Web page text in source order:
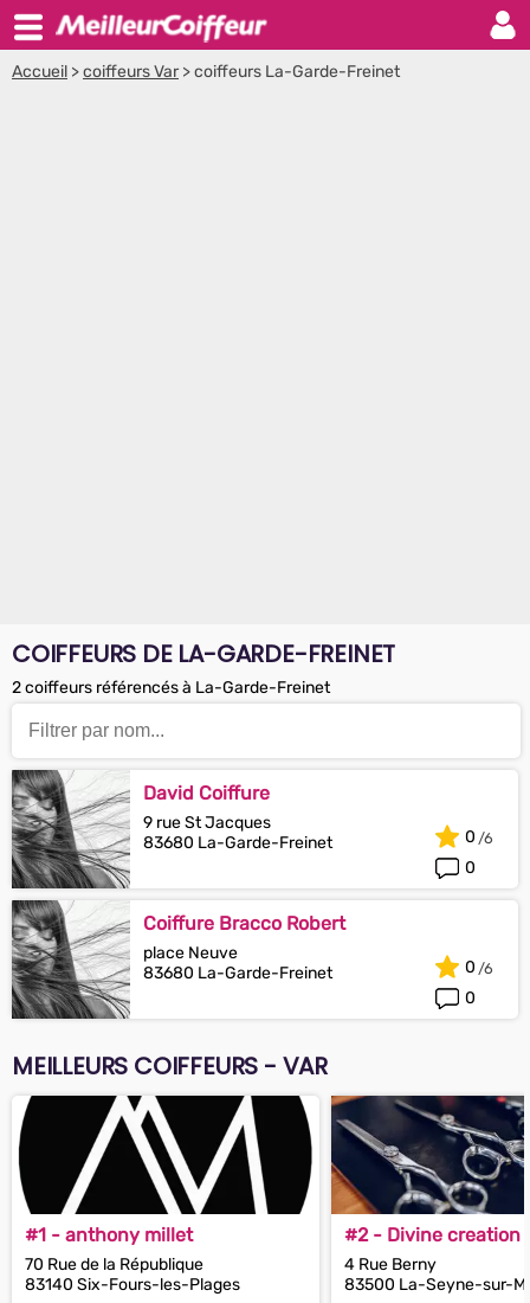
Accueil >coiffeurs Var >coiffeurs La-Garde-Freinet
COIFFEURS DE LA-GARDE-FREINET
2 coiffeurs référencés à La-Garde-Freinet
David Coiffure
9 rue St Jacques
83680 La-Garde-Freinet
0
0
Coiffure Bracco Robert
place Neuve
83680 La-Garde-Freinet
0
0
MEILLEURS COIFFEURS - VAR
#1 - anthony millet
70 Rue de la République
83140 Six-Fours-les-Plages
#2 - Divine creation
4 Rue Berny
83500 La-Seyne-sur-